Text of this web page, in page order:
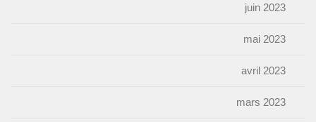
juin 2023
mai 2023
avril 2023
mars 2023